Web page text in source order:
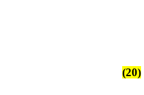
(20)